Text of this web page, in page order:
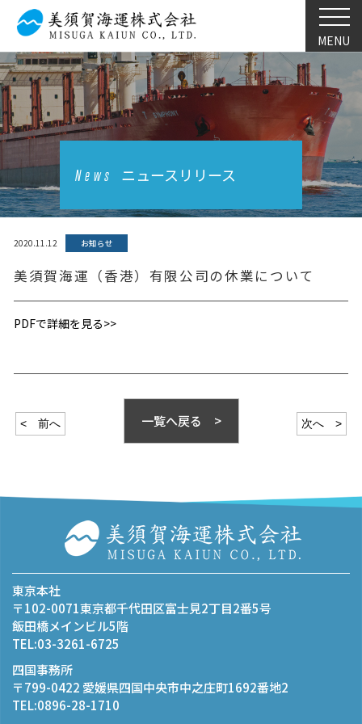
MENU
News ニュースリリース
2020.11.12 お知らせ
美須賀海運（香港）有限公司の休業について
PDFで詳細を見る>>
< 前へ 一覧へ戻る > 次へ >
東京本社
〒102-0071東京都千代田区富士見2丁目2番5号
飯田橋メインビル5階
TEL:03-3261-6725
四国事務所
〒799-0422 愛媛県四国中央市中之庄町1692番地2
TEL:0896-28-1710